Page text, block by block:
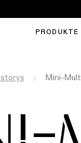
PRODUKTE
Mini-